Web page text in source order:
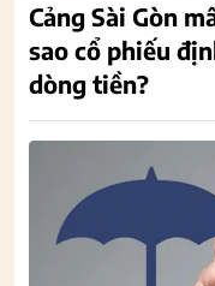
Cảng Sài Gòn
sao cổ phiếu
dòng tiền?